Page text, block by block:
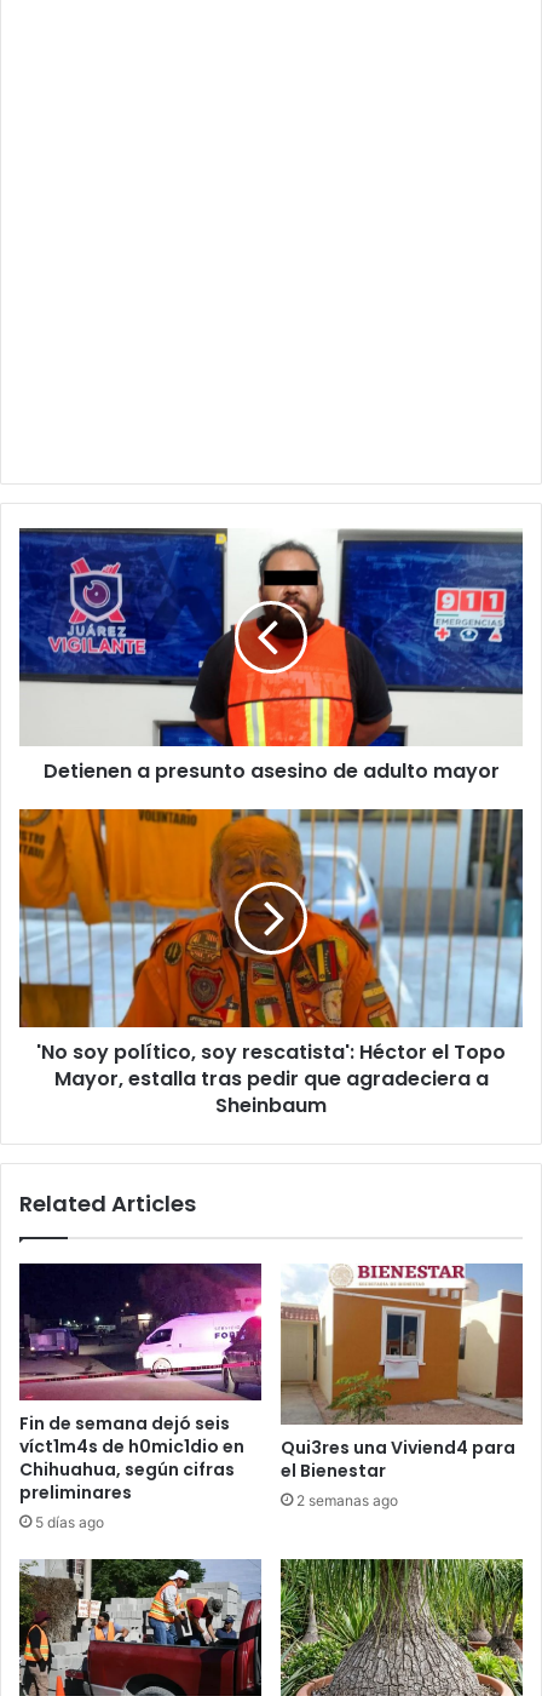
Detienen
a
presunto
asesino
de
adulto
Detienen a presunto asesino de adulto mayor
'No
soy
político,
soy
rescatista':
Héctor
el
Topo
Mayor,
estalla
agradeciera
Sheinbaum
'No soy político, soy rescatista': Héctor el Topo
Mayor, estalla tras pedir que agradeciera a
Sheinbaum
Related Articles
Fin de semana dejó seis
víct1m4s de h0mic1dio en
Chihuahua, según cifras
preliminares
5 días ago
Qui3res una Viviend4 para
el Bienestar
2 semanas ago